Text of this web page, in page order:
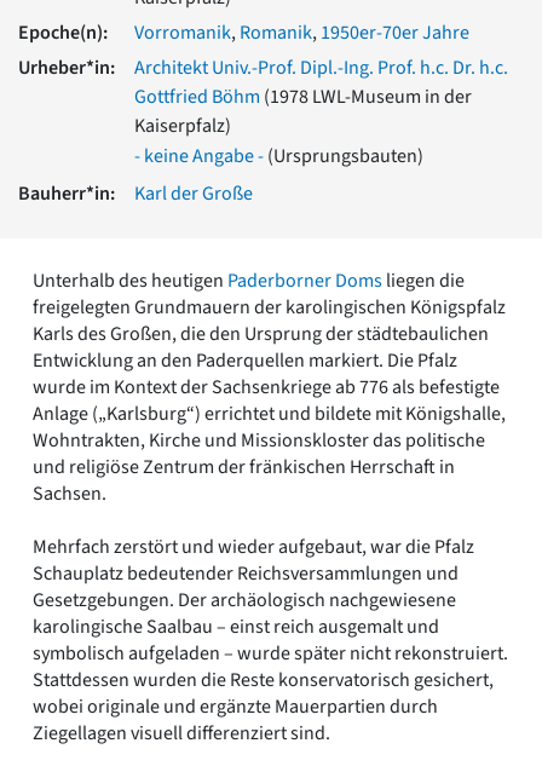
Romanik
Vorromanik
Römische Antike
Über baukunst-nrw
Freunde & Förderer
Datenschutz
Suchbegriff eingeben
Epoche(n):
Vorromanik,Romanik,1950er-70er Jahre
Urheber*in:
Architekt Univ.-Prof. Dipl.-Ing. Prof. h.c. Dr. h.c.
Gottfried Böhm (1978 LWL-Museum in der
Kaiserpfalz)
- keine Angabe -(Ursprungsbauten)
Bauherr*in:
Karl der Große
Unterhalb des heutigen Paderborner Domsliegen die
freigelegten Grundmauern der karolingischen Königspfalz
Karls des Großen, die den Ursprung der städtebaulichen
Entwicklung an den Paderquellen markiert. Die Pfalz
wurde im Kontext der Sachsenkriege ab 776 als befestigte
Anlage („Karlsburg“) errichtet und bildete mit Königshalle,
Wohntrakten, Kirche und Missionskloster das politische
und religiöse Zentrum der fränkischen Herrschaft in
Sachsen.
Mehrfach zerstört und wieder aufgebaut, war die Pfalz
Schauplatz bedeutender Reichsversammlungen und
Gesetzgebungen. Der archäologisch nachgewiesene
karolingische Saalbau – einst reich ausgemalt und
symbolisch aufgeladen – wurde später nicht rekonstruiert.
Stattdessen wurden die Reste konservatorisch gesichert,
wobei originale und ergänzte Mauerpartien durch
Ziegellagen visuell differenziert sind.